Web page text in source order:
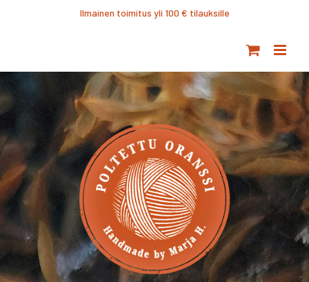
Ilmainen toimitus yli 100 € tilauksille